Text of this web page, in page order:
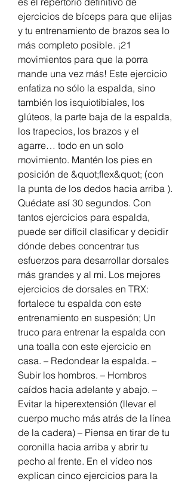
ejercicios de bíceps para que elijas
y tu entrenamiento de brazos sea lo
más completo posible. ¡21
movimientos para que la porra
mande una vez más! Este ejercicio
enfatiza no sólo la espalda, sino
también los isquiotibiales, los
glúteos, la parte baja de la espalda,
los trapecios, los brazos y el
agarre… todo en un solo
movimiento. Mantén los pies en
posición de &quot;flex&quot; (con
la punta de los dedos hacia arriba ).
Quédate así 30 segundos. Con
tantos ejercicios para espalda,
puede ser difícil clasificar y decidir
dónde debes concentrar tus
esfuerzos para desarrollar dorsales
más grandes y al mi. Los mejores
ejercicios de dorsales en TRX:
fortalece tu espalda con este
entrenamiento en suspesión; Un
truco para entrenar la espalda con
una toalla con este ejercicio en
casa. – Redondear la espalda. –
Subir los hombros. – Hombros
caídos hacia adelante y abajo. –
Evitar la hiperextensión (llevar el
cuerpo mucho más atrás de la línea
de la cadera) – Piensa en tirar de tu
coronilla hacia arriba y abrir tu
pecho al frente. En el vídeo nos
explican cinco ejercicios para la